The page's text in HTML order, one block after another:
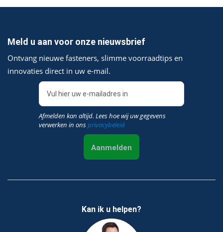
Meld u aan voor onze nieuwsbrief
Ontvang nieuwe fasteners, slimme voorraadtips en
innovaties direct in uw e‑mail.
Afmelden kan altijd. Lees hoe wij uw gegevens
verwerken in onsprivacybeleid
Aanmelden
Kan ik u helpen?